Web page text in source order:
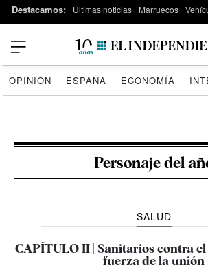
Destacamos: Últimas noticias Marruecos
OPINIÓN ESPAÑA ECONOMÍA
Personaje del
SALUD
CAPÍTULO II | Sanitarios contra
fuerza de la unión